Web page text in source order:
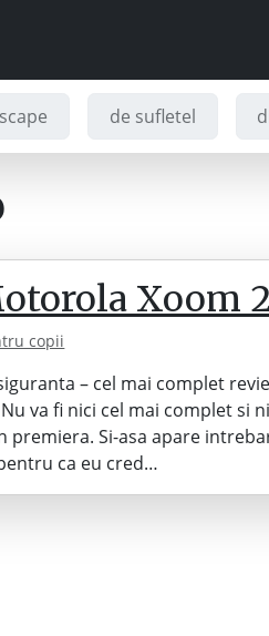
de sufletel
Xoom 2
copii
– cel mai complet
va fi nici cel mai complet si
premiera. Si-asa apare
ca eu cred…